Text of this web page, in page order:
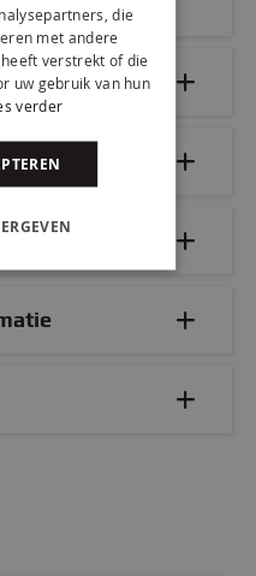
die
met andere
verstrekt of die
uw gebruik van hun
verder